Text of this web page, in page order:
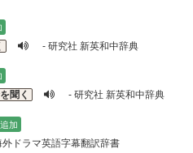
- 研究社 新英和中辞典
聞く - 研究社 新英和中辞典
加
外ドラマ英語字幕翻訳辞書